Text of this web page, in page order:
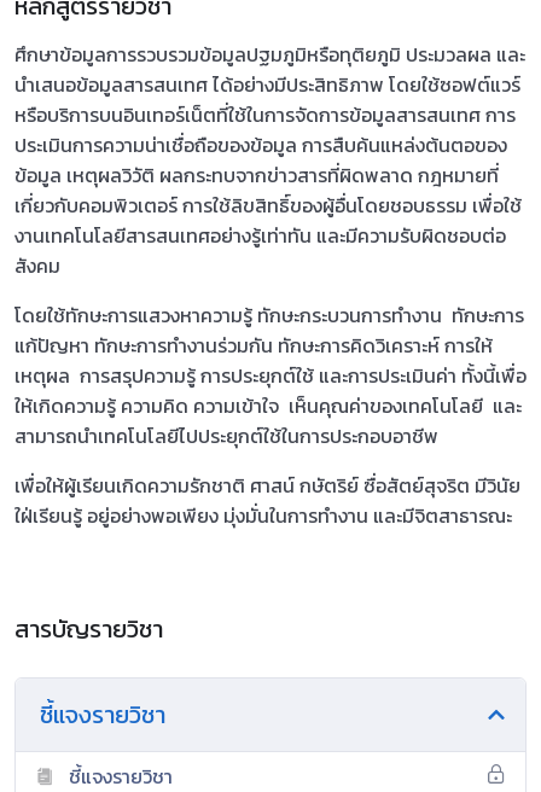
ศึกษาข้อมูลการรวบรวมข้อมูลปฐมภูมิหรือทุติยภูมิ ประมวลผล และ
นำเสนอข้อมูลสารสนเทศ ได้อย่างมีประสิทธิภาพ โดยใช้ซอฟต์แวร์
หรือบริการบนอินเทอร์เน็ตที่ใช้ในการจัดการข้อมูลสารสนเทศ การ
ประเมินการความน่าเชื่อถือของข้อมูล การสืบค้นแหล่งต้นตอของ
ข้อมูล เหตุผลวิวัติ ผลกระทบจากข่าวสารที่ผิดพลาด กฎหมายที่
เกี่ยวกับคอมพิวเตอร์ การใช้ลิขสิทธิ์ของผู้อื่นโดยชอบธรรม เพื่อใช้
งานเทคโนโลยีสารสนเทศอย่างรู้เท่าทัน และมีความรับผิดชอบต่อ
สังคม
โดยใช้ทักษะการแสวงหาความรู้ ทักษะกระบวนการทำงาน ทักษะการ
แก้ปัญหา ทักษะการทำงานร่วมกัน ทักษะการคิดวิเคราะห์ การให้
เหตุผล การสรุปความรู้ การประยุกต์ใช้ และการประเมินค่า ทั้งนี้เพื่อ
ให้เกิดความรู้ ความคิด ความเข้าใจ เห็นคุณค่าของเทคโนโลยี และ
สามารถนำเทคโนโลยีไปประยุกต์ใช้ในการประกอบอาชีพ
เพื่อให้ผู้เรียนเกิดความรักชาติ ศาสน์ กษัตริย์ ซื่อสัตย์สุจริต มีวินัย
ใฝ่เรียนรู้ อยู่อย่างพอเพียง มุ่งมั่นในการทำงาน และมีจิตสาธารณะ
สารบัญรายวิชา
ชี้แจงรายวิชา
ชี้แจงรายวิชา